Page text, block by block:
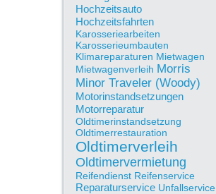
Hochzeitsauto
Hochzeitsfahrten
Karosseriearbeiten
Karosserieumbauten
Klimareparaturen Mietwagen
Mietwagenverleih Morris
Minor Traveler (Woody)
Motorinstandsetzungen
Motorreparatur
Oldtimerinstandsetzung
Oldtimerrestauration
Oldtimerverleih
Oldtimervermietung
Reifendienst Reifenservice
Reparaturservice Unfallservice